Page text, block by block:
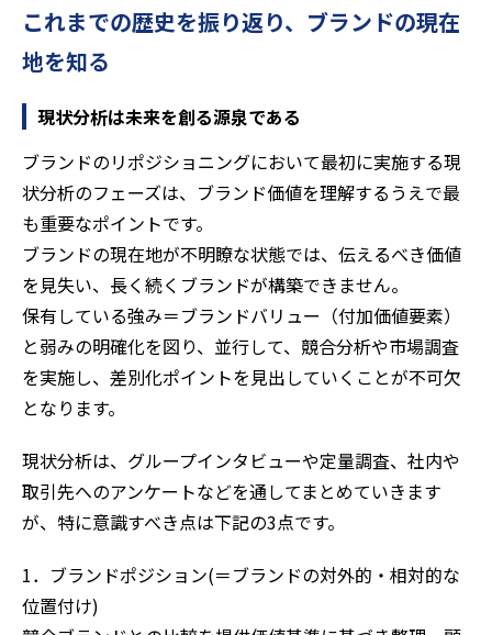
これまでの歴史を振り返り、ブランドの現在
地を知る
現状分析は未来を創る源泉である
ブランドのリポジショニングにおいて最初に実施する現
状分析のフェーズは、ブランド価値を理解するうえで最
も重要なポイントです。
ブランドの現在地が不明瞭な状態では、伝えるべき価値
を見失い、長く続くブランドが構築できません。
保有している強み＝ブランドバリュー（付加価値要素）
と弱みの明確化を図り、並行して、競合分析や市場調査
を実施し、差別化ポイントを見出していくことが不可欠
となります。
現状分析は、グループインタビューや定量調査、社内や
取引先へのアンケートなどを通してまとめていきます
が、特に意識すべき点は下記の3点です。
1．ブランドポジション(＝ブランドの対外的・相対的な
位置付け)